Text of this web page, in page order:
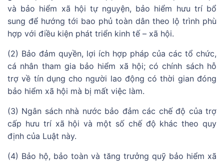
và bảo hiểm xã hội tự nguyện, bảo hiểm hưu trí bổ
sung để hướng tới bao phủ toàn dân theo lộ trình phù
hợp với điều kiện phát triển kinh tế – xã hội.
(2) Bảo đảm quyền, lợi ích hợp pháp của các tổ chức,
cá nhân tham gia bảo hiểm xã hội; có chính sách hỗ
trợ về tín dụng cho người lao động có thời gian đóng
bảo hiểm xã hội mà bị mất việc làm.
(3) Ngân sách nhà nước bảo đảm các chế độ của trợ
cấp hưu trí xã hội và một số chế độ khác theo quy
định của Luật này.
(4) Bảo hộ, bảo toàn và tăng trưởng quỹ bảo hiểm xã